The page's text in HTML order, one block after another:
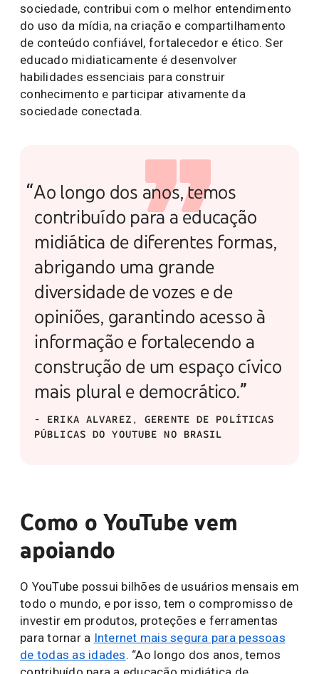
sociedade, contribui com o melhor entendimento
do uso da mídia, na criação e compartilhamento
de conteúdo confiável, fortalecedor e ético. Ser
educado midiaticamente é desenvolver
habilidades essenciais para construir
conhecimento e participar ativamente da
sociedade conectada.
“Ao longo dos anos, temos
contribuído para a educação
midiática de diferentes formas,
abrigando uma grande
diversidade de vozes e de
opiniões, garantindo acesso à
informação e fortalecendo a
construção de um espaço cívico
mais plural e democrático.”
- ERIKA ALVAREZ, GERENTE DE POLÍTICAS
PÚBLICAS DO YOUTUBE NO BRASIL
Como o YouTube vem
apoiando
O YouTube possui bilhões de usuários mensais em
todo o mundo, e por isso, tem o compromisso de
investir em produtos, proteções e ferramentas
para tornar a Internet mais segura para pessoas
de todas as idades. “Ao longo dos anos, temos